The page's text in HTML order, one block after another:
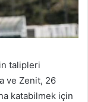
talipleri
ve Zenit, 26
katabilmek için